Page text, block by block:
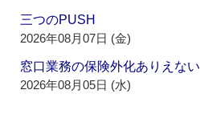
三つのPUSH
2026年08月07日 (金)
窓口業務の保険外化ありえない
2026年08月05日 (水)